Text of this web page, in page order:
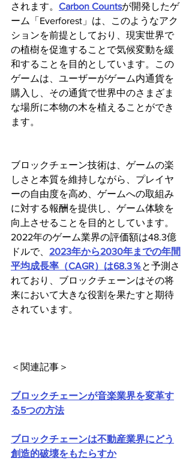
されます。 Carbon Countsが開発したゲ
ーム「Everforest」は、このようなアク
ションを前提としており、現実世界で
の植樹を促進することで気候変動を緩
和することを目的としています。この
ゲームは、ユーザーがゲーム内通貨を
購入し、その通貨で世界中のさまざま
な場所に本物の木を植えることができ
ます。
ブロックチェーン技術は、ゲームの楽
しさと本質を維持しながら、プレイヤ
ーの自由度を高め、ゲームへの取組み
に対する報酬を提供し、ゲーム体験を
向上させることを目的としています。
2022年のゲーム業界の評価額は48.3億
ドルで、 2023年から2030年までの年間
平均成長率（CAGR）は68.3％ と予測さ
れており、ブロックチェーンはその将
来において大きな役割を果たすと期待
されています。
＜関連記事＞
ブロックチェーンが音楽業界を変革す
る5つの方法
ブロックチェーンは不動産業界にどう
創造的破壊をもたらすか